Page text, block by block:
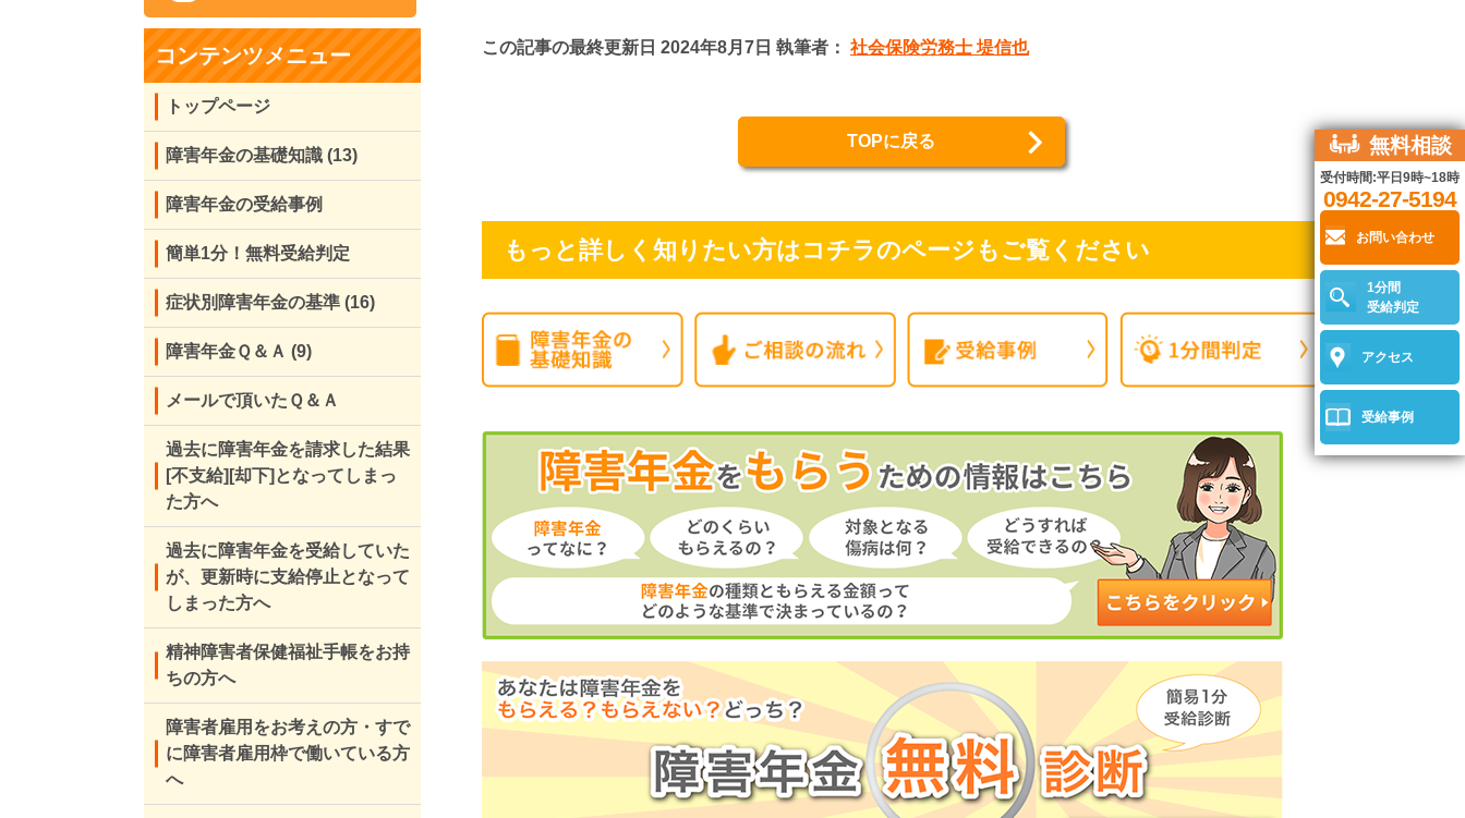
この記事の最終更新日 2024年8月7日 執筆者： 社会保険労務士 堤信也
TOPに戻る
もっと詳しく知りたい方はコチラのページもご覧ください
コンテンツメニュー
トップページ
障害年金の基礎知識 (13)
障害年金の受給事例
簡単1分！無料受給判定
症状別障害年金の基準 (16)
障害年金Ｑ＆Ａ (9)
メールで頂いたＱ＆Ａ
過去に障害年金を請求した結果
[不支給][却下]となってしまっ
た方へ
過去に障害年金を受給していた
が、更新時に支給停止となって
しまった方へ
精神障害者保健福祉手帳をお持
ちの方へ
障害者雇用をお考えの方・すで
に障害者雇用枠で働いている方
へ
無料相談
受付時間:平日9時~18時
0942-27-5194
お問い合わせ
1分間
受給判定
アクセス
受給事例